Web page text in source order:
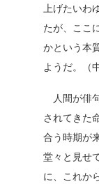
上げたいわ
たが、ここ
かという本
ようだ。（
人間が俳
されてきた
合う時期が
堂々と見せ
に、これか